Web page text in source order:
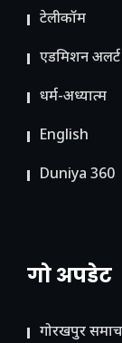
टेलीकॉम
ए​डमिशन अलर्ट
धर्म-अध्यात्म
English
Duniya 360
गो अपडेट
गोरखपुर